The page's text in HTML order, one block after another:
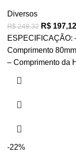
Diversos
R$249,32 R$ 197,12
ESPECIFICAÇÃO:
Comprimento
– Comprimento da
-22%